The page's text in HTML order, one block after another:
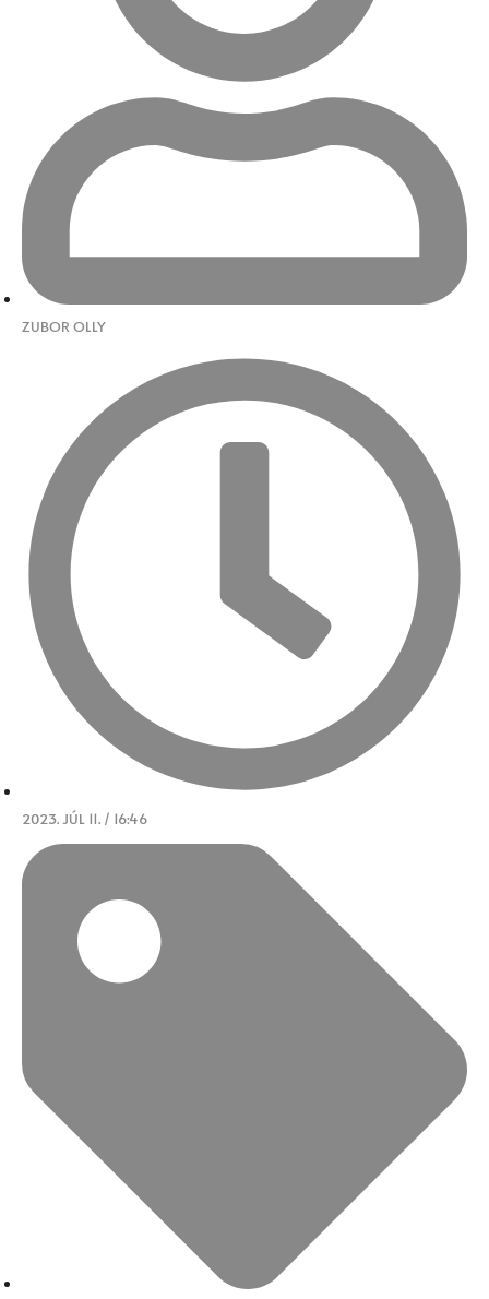
ZUBOR OLLY
2023. JÚL 11. / 16:46